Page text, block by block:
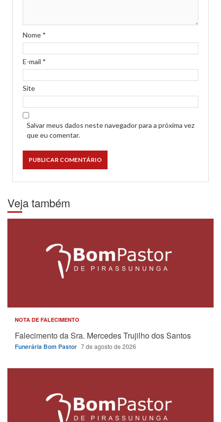
Nome *
E-mail *
Site
Salvar meus dados neste navegador para a próxima vez
que eu comentar.
Veja também
NOTA DE FALECIMENTO
Falecimento da Sra. Mercedes Trujilho dos Santos
Funerária Bom Pastor 7 de agosto de 2026